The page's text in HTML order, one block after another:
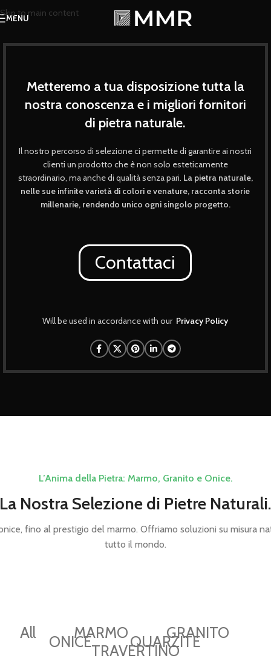
Skip to main content
MENU
Metteremo a tua disposizione tutta la
nostra conoscenza e i migliori fornitori
di pietra naturale.
Il nostro percorso di selezione ci permette di garantire ai nostri
clienti un prodotto che è non solo esteticamente
straordinario, ma anche di qualità senza pari. La pietra naturale,
nelle sue infinite varietà di colori e venature, racconta storie
millenarie, rendendo unico ogni singolo progetto.
Contattaci
Will be used in accordance with our Privacy Policy
L’Anima della Pietra: Marmo, Granito e Onice.
La Nostra Selezione di Pietre Naturali.
fino al prestigio del marmo. Offriamo soluzioni su misura
tutto il mondo.
All MARMO GRANITO
ONICE QUARZITE
TRAVERTINO